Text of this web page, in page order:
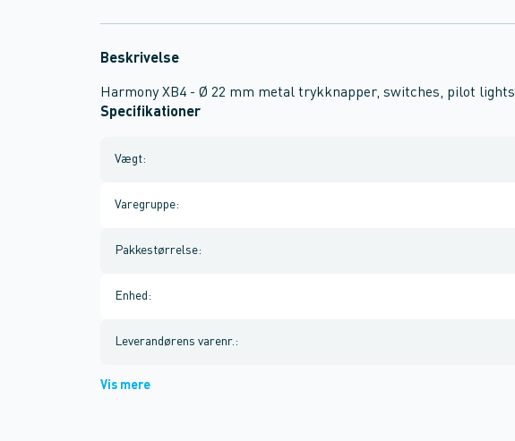
Beskrivelse
Harmony XB4 - Ø 22 mm metal trykknapper, switches, pilot lights
Specifikationer
Vægt:
Varegruppe:
Pakkestørrelse:
Enhed :
Leverandørens varenr. :
Vis mere